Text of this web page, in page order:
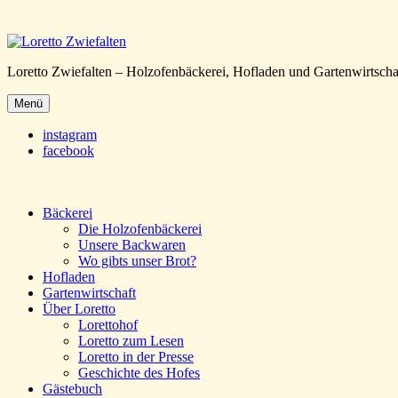
Loretto Zwiefalten – Holzofenbäckerei, Hofladen und
Menü
instagram
facebook
Bäckerei
Die Holzofenbäckerei
Unsere Backwaren
Wo gibts unser Brot?
Hofladen
Gartenwirtschaft
Über Loretto
Lorettohof
Loretto zum Lesen
Loretto in der Presse
Geschichte des Hofes
Gästebuch